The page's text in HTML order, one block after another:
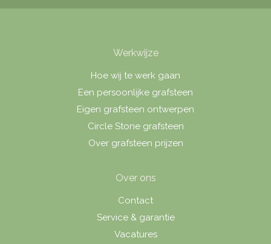
Werkwijze
Hoe wij te werk gaan
Een persoonlijke grafsteen
Eigen grafsteen ontwerpen
Circle Stone grafsteen
Over grafsteen prijzen
Over ons
Contact
Service & garantie
Vacatures